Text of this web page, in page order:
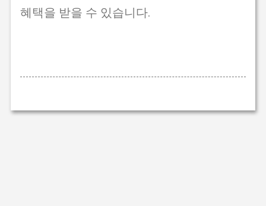
혜택을 받을 수 있습니다.